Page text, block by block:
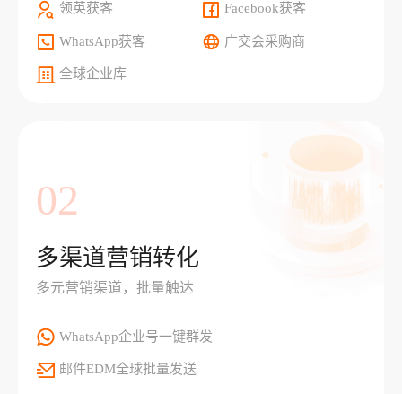
领英获客 Facebook获客
WhatsApp获客 广交会采购商
全球企业库
02
多渠道营销转化
多元营销渠道，批量触达
WhatsApp企业号一键群发
邮件EDM全球批量发送